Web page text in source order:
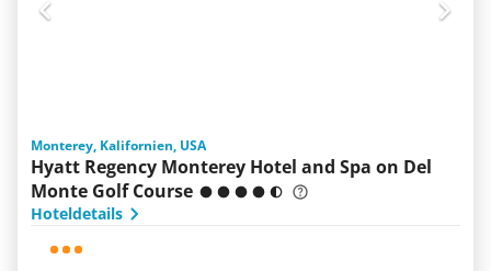
Monterey, Kalifornien, USA
Hyatt Regency Monterey Hotel and Spa on Del
Monte Golf Course
Hoteldetails